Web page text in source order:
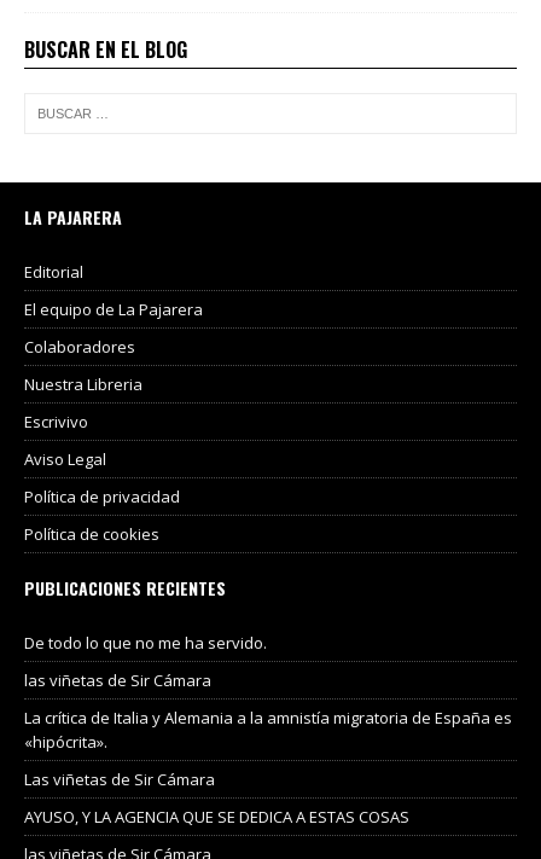
BUSCAR EN EL BLOG
LA PAJARERA
Editorial
El equipo de La Pajarera
Colaboradores
Nuestra Libreria
Escrivivo
Aviso Legal
Política de privacidad
Política de cookies
PUBLICACIONES RECIENTES
De todo lo que no me ha servido.
las viñetas de Sir Cámara
La crítica de Italia y Alemania a la amnistía migratoria de España es
«hipócrita».
Las viñetas de Sir Cámara
AYUSO, Y LA AGENCIA QUE SE DEDICA A ESTAS COSAS
las viñetas de Sir Cámara